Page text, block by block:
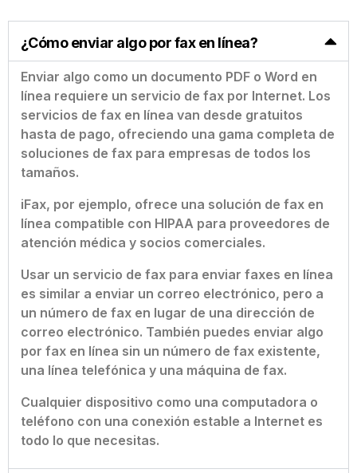
¿Cómo enviar algo por fax en línea?
Enviar algo como un documento PDF o Word en
línea requiere un servicio de fax por Internet. Los
servicios de fax en línea van desde gratuitos
hasta de pago, ofreciendo una gama completa de
soluciones de fax para empresas de todos los
tamaños.
iFax, por ejemplo, ofrece una solución de fax en
línea compatible con HIPAA para proveedores de
atención médica y socios comerciales.
Usar un servicio de fax para enviar faxes en línea
es similar a enviar un correo electrónico, pero a
un número de fax en lugar de una dirección de
correo electrónico. También puedes enviar algo
por fax en línea sin un número de fax existente,
una línea telefónica y una máquina de fax.
Cualquier dispositivo como una computadora o
teléfono con una conexión estable a Internet es
todo lo que necesitas.